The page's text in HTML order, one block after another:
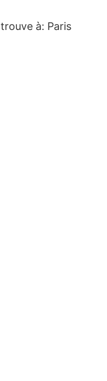
à: Paris